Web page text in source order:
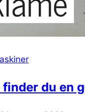
finder du en